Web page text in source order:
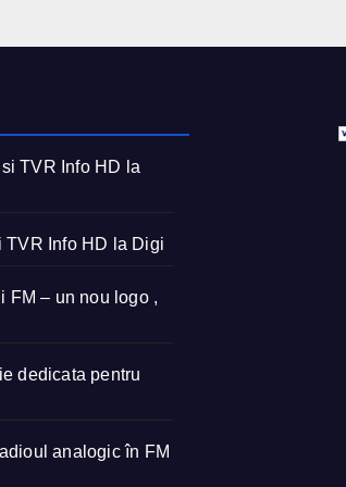
TVR Info HD la
TVR Info HD la Digi
FM – un nou logo ,
dedicata pentru
analogic în FM